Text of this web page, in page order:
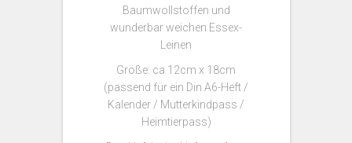
Baumwollstoffen und
wunderbar weichen Essex-
Leinen
Größe: ca 12cm x 18cm
(passend für ein Din A6-Heft /
Kalender / Mutterkindpass /
Heimtierpass)